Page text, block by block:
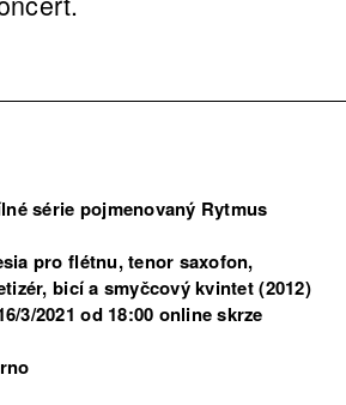
série pojmenovaný Rytmus
pro flétnu, tenor saxofon,
bicí a smyčcový kvintet (2012)
3/2021 od 18:00 online skrze